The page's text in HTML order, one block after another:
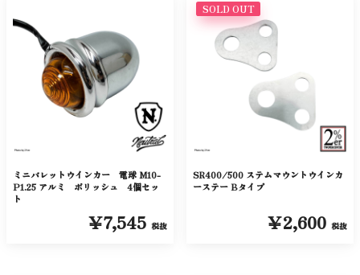
ミニバレットウインカー 電球 M10-
P1.25 アルミ ポリッシュ 4個セッ
ト
￥7,545 税抜
SOLD OUT
SR400/500 ステムマウントウインカ
ーステー Bタイプ
￥2,600 税抜